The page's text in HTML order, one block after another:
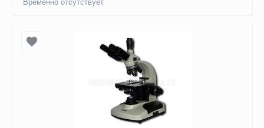
Временно отсутствует